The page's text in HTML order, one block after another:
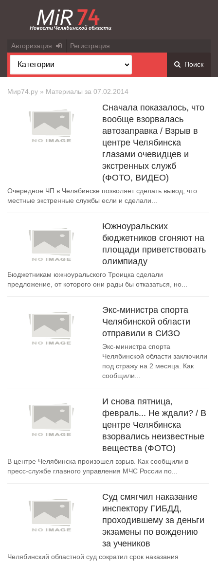
Авторизация Регистрация
Поиск
Мир74.ру » Материалы за 07.02.2014
Сначала показалось, что
вообще взорвалась
автозаправка / Взрыв в
центре Челябинска
глазами очевидцев и
экстренных служб
(ФОТО, ВИДЕО)
Очередное ЧП в Челябинске позволяет сделать вывод, что
местные экстренные службы если и сделали...
Южноуральских
бюджетников сгоняют на
площади приветствовать
олимпиаду
Бюджетникам южноуральского Троицка сделали
предложение, от которого они рады бы отказаться, но...
Экс-министра спорта
Челябинской области
отправили в СИЗО
Экс-министра спорта
Челябинской области заключили
под стражу на 2 месяца. Как
сообщили...
И снова пятница,
февраль... Не ждали? / В
центре Челябинска
взорвались неизвестные
вещества (ФОТО)
В центре Челябинска произошел взрыв. Как сообщили в
пресс-службе главного управления МЧС России по...
Суд смягчил наказание
инспектору ГИБДД,
проходившему за деньги
экзамены по вождению
за учеников
Челябинский областной суд сократил срок наказания